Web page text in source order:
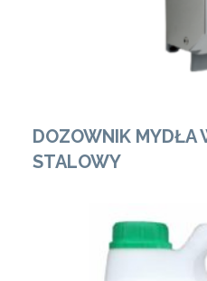
DOZOWNIK MYDŁA
STALOWY